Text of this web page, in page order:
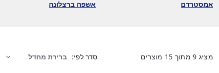
אמסטרדם
אשפה ברצלונה
מציג 9מתוך 15מוצרים סדר לפי: